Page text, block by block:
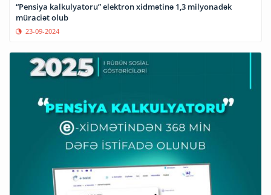
“Pensiya kalkulyatoru” elektron xidmətinə 1,3 milyonadək
müraciət olub
23-09-2024